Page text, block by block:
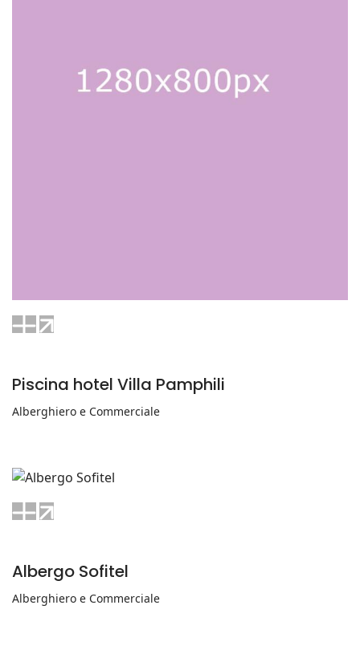
Piscina hotel Villa Pamphili
Alberghiero e Commerciale
Albergo Sofitel
Alberghiero e Commerciale